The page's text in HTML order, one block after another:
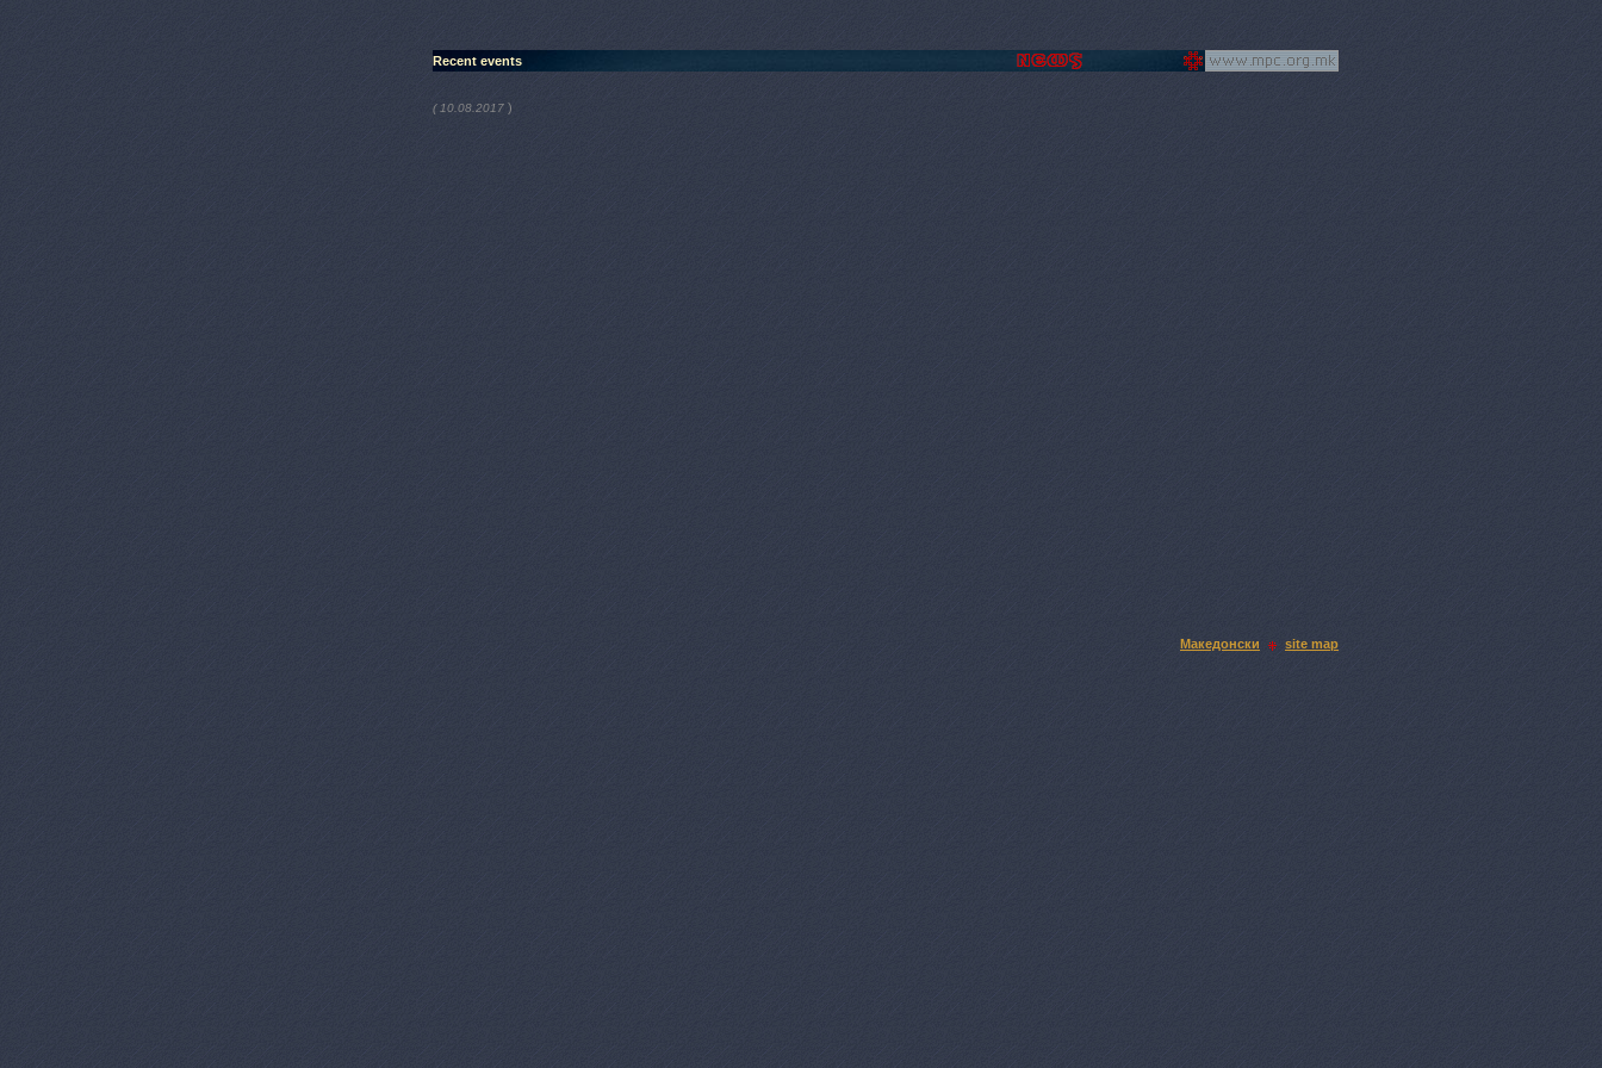
Recent events
( 10.08.2017 )
Македонски site map